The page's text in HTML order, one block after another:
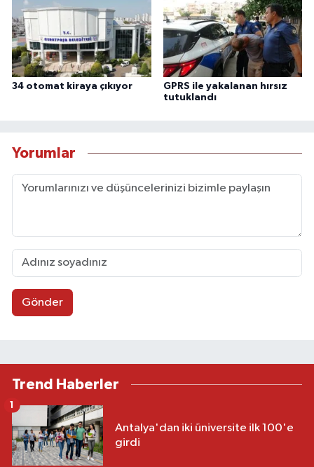
34 otomat kiraya çıkıyor
GPRS ile yakalanan hırsız
tutuklandı
Yorumlar
Gönder
Trend Haberler
Antalya'dan iki üniversite ilk 100'e
girdi
1